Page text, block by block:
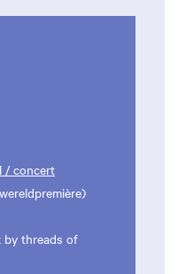
/ concert
by threads of